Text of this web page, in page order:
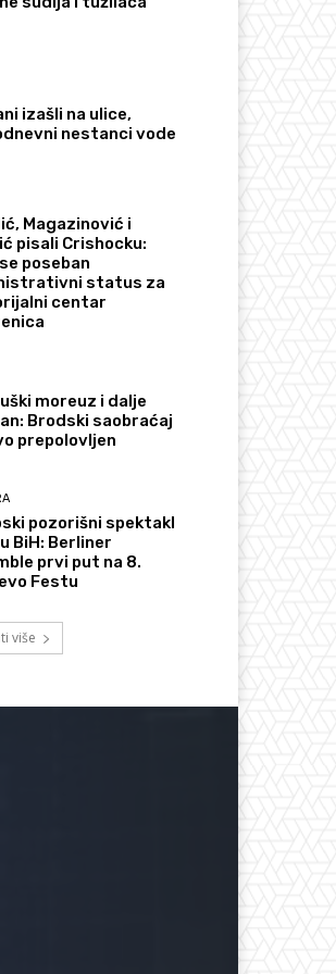
izašli na ulice,
nestanci vode
Magazinović i
pisali Crishocku:
poseban
status za
centar
moreuz i dalje
Brodski saobraćaj
prepolovljen
pozorišni spektakl
BiH: Berliner
prvi put na 8.
Festu
više